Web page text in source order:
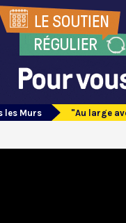
les Murs "Au large